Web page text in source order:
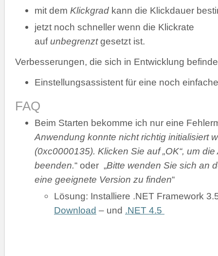
mit dem Klickgrad kann die Klickdauer
jetzt noch schneller wenn die Klickrate
aufunbegrenztgesetzt ist.
Verbesserungen, die sich in Entwicklung
Einstellungsassistent für eine noch
FAQ
Beim Starten bekomme ich nur eine
Anwendung konnte nicht richtig initialisiert
(0xc0000135). Klicken Sie auf „OK“, um
beenden.“ oder „Bitte wenden Sie sich an
eine geeignete Version zu finden“
Lösung: Installiere .NET Framework
Download – und .NET 4.5